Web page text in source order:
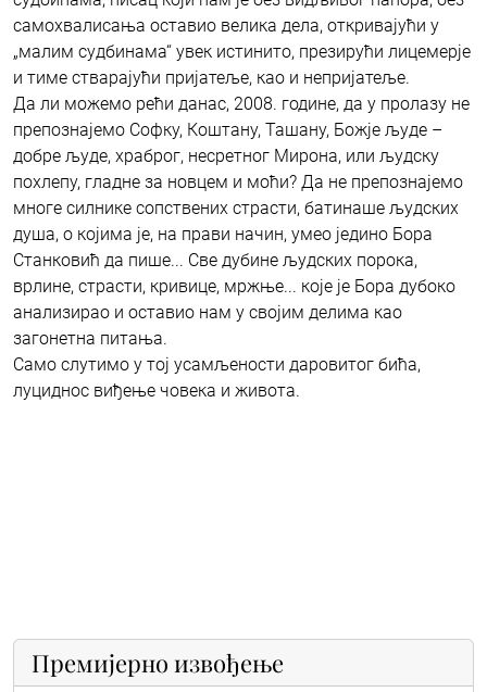
самохвалисања оставио велика дела, откривајући у
„малим судбинама“ увек истинито, презирући лицемерје
и тиме стварајући пријатеље, као и непријатеље.
Да ли можемо рећи данас, 2008. године, да у пролазу не
препознајемо Софку, Коштану, Ташану, Божје људе –
добре људе, храброг, несретног Мирона, или људску
похлепу, гладне за новцем и моћи? Да не препознајемо
многе силнике сопствених страсти, батинаше људских
душа, о којима је, на прави начин, умео једино Бора
Станковић да пише... Све дубине људских порока,
врлине, страсти, кривице, мржње... које је Бора дубоко
анализирао и оставио нам у својим делима као
загонетна питања.
Само слутимо у тој усамљености даровитог бића,
луциднос виђење човека и живота.
Премијерно извођење